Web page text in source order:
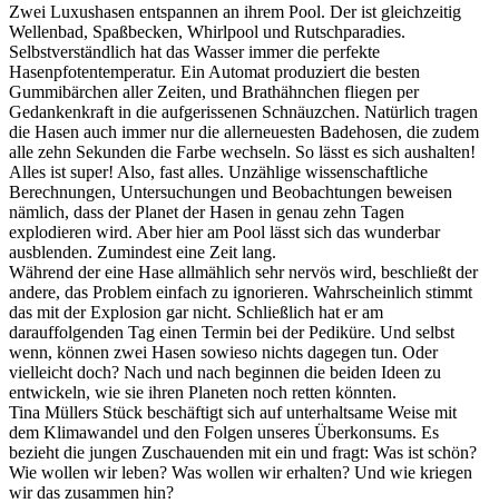
Zwei Luxushasen entspannen an ihrem Pool. Der ist gleichzeitig
Wellenbad, Spaßbecken, Whirlpool und Rutschparadies.
Selbstverständlich hat das Wasser immer die perfekte
Hasenpfotentemperatur. Ein Automat produziert die besten
Gummibärchen aller Zeiten, und Brathähnchen fliegen per
Gedankenkraft in die aufgerissenen Schnäuzchen. Natürlich tragen
die Hasen auch immer nur die allerneuesten Badehosen, die zudem
alle zehn Sekunden die Farbe wechseln. So lässt es sich aushalten!
Alles ist super! Also, fast alles. Unzählige wissenschaftliche
Berechnungen, Untersuchungen und Beobachtungen beweisen
nämlich, dass der Planet der Hasen in genau zehn Tagen
explodieren wird. Aber hier am Pool lässt sich das wunderbar
ausblenden. Zumindest eine Zeit lang.
Während der eine Hase allmählich sehr nervös wird, beschließt der
andere, das Problem einfach zu ignorieren. Wahrscheinlich stimmt
das mit der Explosion gar nicht. Schließlich hat er am
darauffolgenden Tag einen Termin bei der Pediküre. Und selbst
wenn, können zwei Hasen sowieso nichts dagegen tun. Oder
vielleicht doch? Nach und nach beginnen die beiden Ideen zu
entwickeln, wie sie ihren Planeten noch retten könnten.
Tina Müllers Stück beschäftigt sich auf unterhaltsame Weise mit
dem Klimawandel und den Folgen unseres Überkonsums. Es
bezieht die jungen Zuschauenden mit ein und fragt: Was ist schön?
Wie wollen wir leben? Was wollen wir erhalten? Und wie kriegen
wir das zusammen hin?